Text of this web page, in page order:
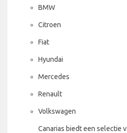
BMW
Citroen
Fiat
Hyundai
Mercedes
Renault
Volkswagen
Canarias biedt een selectie